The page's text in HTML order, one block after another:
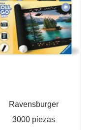
Ravensburger
3000 piezas